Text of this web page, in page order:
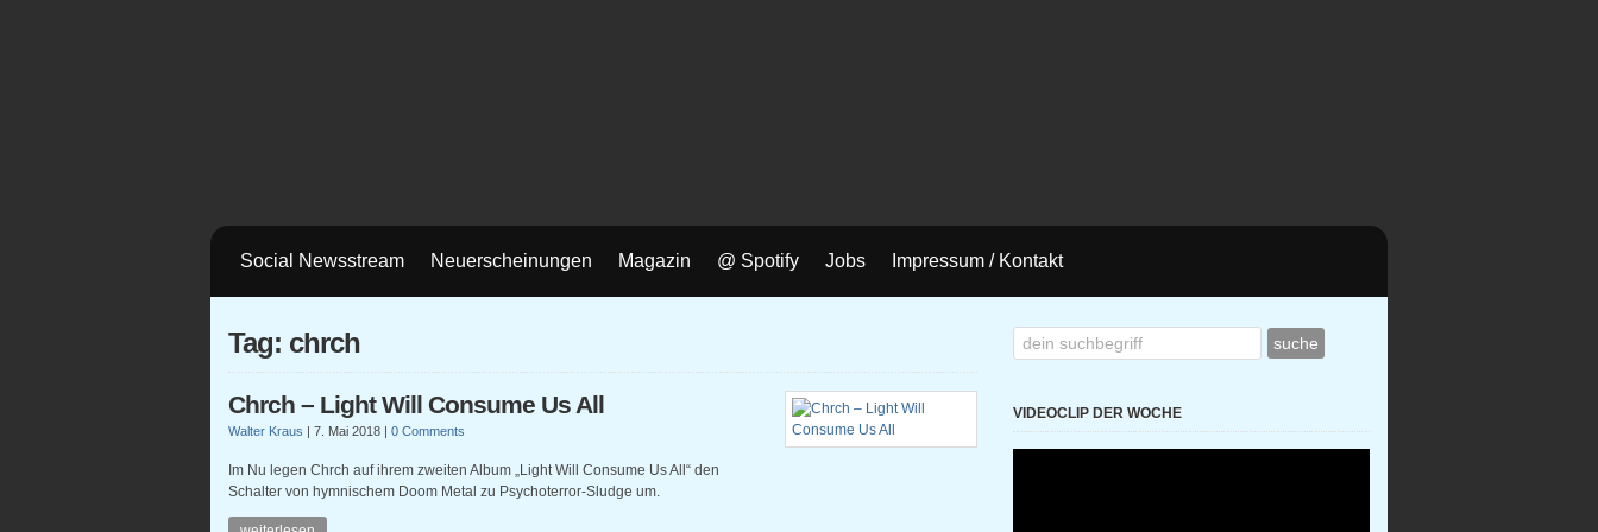
Social Newsstream Neuerscheinungen Magazin @ Spotify Jobs Impressum / Kontakt
Tag: chrch
Chrch – Light Will Consume Us All
Walter Kraus | 7. Mai 2018 | 0 Comments
Im Nu legen Chrch auf ihrem zweiten Album „Light Will Consume Us All“ den
Schalter von hymnischem Doom Metal zu Psychoterror-Sludge um.
VIDEOCLIP DER WOCHE